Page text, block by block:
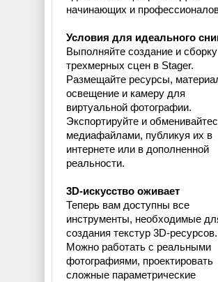
начинающих и
Условия для идеального
Выполняйте создание и сборку
трехмерных сцен в Stager.
Размещайте ресурсы,
освещение и камеру для
виртуальной фотографии.
Экспортируйте и
медиафайлами, публикуя их в
интернете или в дополненной
реальности.
3D-искусство оживает
Теперь вам доступны все
инструменты, необходимые
создания текстур 3D-ресурсов.
Можно работать с реальными
фотографиями, проектировать
сложные параметрические